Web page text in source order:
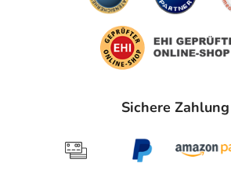
Sichere Zahlung